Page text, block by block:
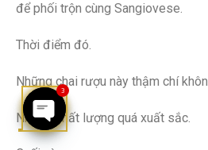
để phối trộn cùng Sangiovese.
Thời điểm đó.
Những chai rượu này thậm chí
Nhưng chất lượng quá xuất sắc.
OPEN
3